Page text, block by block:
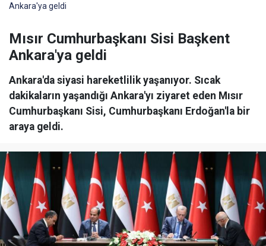
Ankara'ya geldi
Mısır Cumhurbaşkanı Sisi Başkent
Ankara'ya geldi
Ankara'da siyasi hareketlilik yaşanıyor. Sıcak
dakikaların yaşandığı Ankara'yı ziyaret eden Mısır
Cumhurbaşkanı Sisi, Cumhurbaşkanı Erdoğan'la bir
araya geldi.